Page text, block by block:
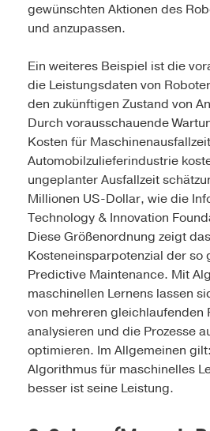
gewünschten Aktionen des
und anzupassen.
Ein weiteres Beispiel ist die
die Leistungsdaten von
den zukünftigen Zustand von
Durch vorausschauende
Kosten für
Automobilzulieferindustrie
ungeplanter Ausfallzeit
Millionen US-Dollar, wie die
Technology & Innovation
Diese Größenordnung zeigt
Kosteneinsparpotenzial der so
Predictive Maintenance. Mit
maschinellen Lernens lassen
von mehreren gleichlaufenden
analysieren und die Prozesse
optimieren. Im Allgemeinen
Algorithmus für maschinelles
besser ist seine Leistung.